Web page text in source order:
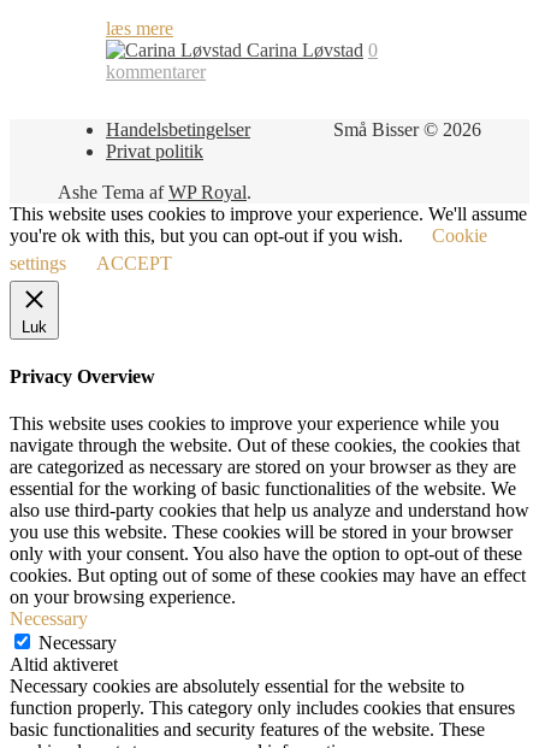
læs mere
Carina Løvstad 0
kommentarer
Små Bisser © 2026
Handelsbetingelser
Privat politik
Ashe Tema afWP Royal.
This website uses cookies to improve your experience. We'll assume
you're ok with this, but you can opt-out if you wish.
Cookie
settings
ACCEPT
Luk
Privacy Overview
This website uses cookies to improve your experience while you
navigate through the website. Out of these cookies, the cookies that
are categorized as necessary are stored on your browser as they are
essential for the working of basic functionalities of the website. We
also use third-party cookies that help us analyze and understand how
you use this website. These cookies will be stored in your browser
only with your consent. You also have the option to opt-out of these
cookies. But opting out of some of these cookies may have an effect
on your browsing experience.
Necessary
Necessary
Altid aktiveret
Necessary cookies are absolutely essential for the website to
function properly. This category only includes cookies that ensures
basic functionalities and security features of the website. These